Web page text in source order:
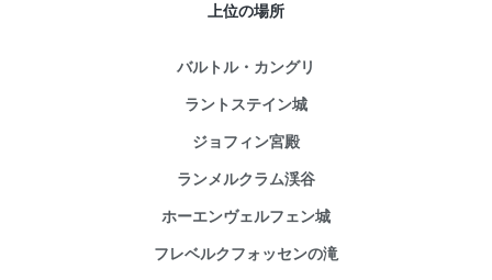
上位の場所
バルトル・カングリ
ラントステイン城
ジョフィン宮殿
ランメルクラム渓谷
ホーエンヴェルフェン城
フレベルクフォッセンの滝